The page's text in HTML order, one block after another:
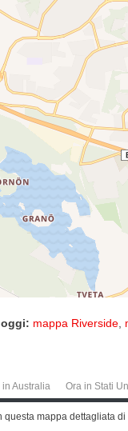
mappa Riverside
in Australia Ora in Stati
mappa dettagliata